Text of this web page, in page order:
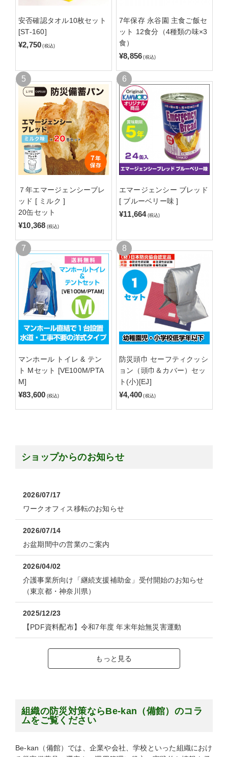
安否確認タオル10枚セット
[ST-160]
¥2,750 (税込)
7年保存 永谷園 主食ご飯セ
ット 12食分（4種類の味×3
食）
¥8,856 (税込)
７年エマージェンシーブレ
ッド [ ミルク ]
20缶セット
¥10,368 (税込)
エマージェンシー ブレッド
[ ブルーベリー味 ]
¥11,664 (税込)
マンホール トイレ & テン
ト Mセット [VE100M/PTA
M]
¥83,600 (税込)
防災頭巾 セーフティクッシ
ョン（頭巾＆カバー）セッ
ト(小)[EJ]
¥4,400 (税込)
ショップからのお知らせ
2026/07/17
ワークオフィス移転のお知らせ
2026/07/14
お盆期間中の営業のご案内
2026/04/02
介護事業所向け「継続支援補助金」受付開始のお知らせ
（東京都・神奈川県）
2025/12/23
【PDF資料配布】令和7年度 年末年始無災害運動
もっと見る
組織の防災対策ならBe-kan（備館）のコラ
ムをご覧ください
Be-kan（備館）では、企業や会社、学校といった組織におけ